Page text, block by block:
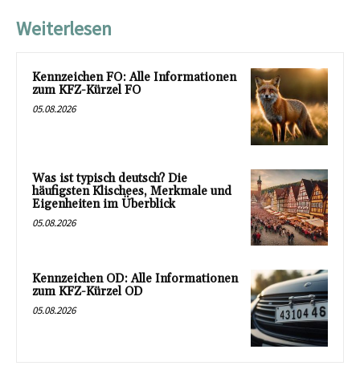
Weiterlesen
Kennzeichen FO: Alle Informationen
zum KFZ-Kürzel FO
05.08.2026
Was ist typisch deutsch? Die
häufigsten Klischees, Merkmale und
Eigenheiten im Überblick
05.08.2026
Kennzeichen OD: Alle Informationen
zum KFZ-Kürzel OD
05.08.2026